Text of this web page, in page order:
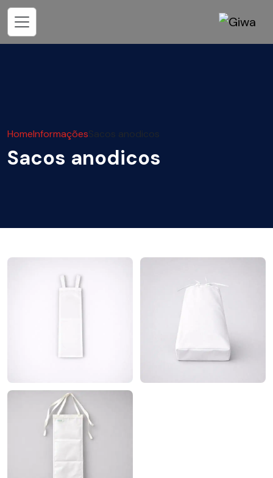
HomeInformaçõesSacos anodicos
Sacos anodicos